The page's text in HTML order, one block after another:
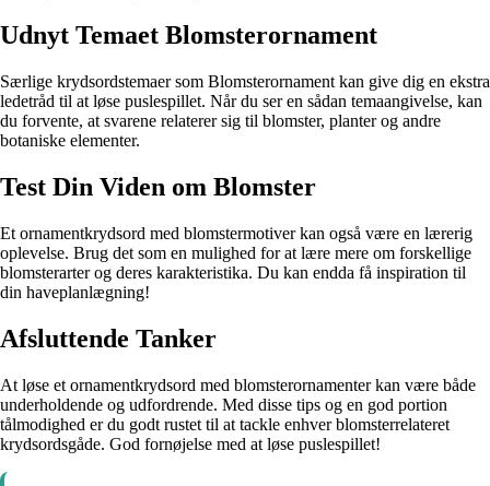
Udnyt Temaet Blomsterornament
Særlige krydsordstemaer som Blomsterornament kan give dig en ekstra
ledetråd til at løse puslespillet. Når du ser en sådan temaangivelse, kan
du forvente, at svarene relaterer sig til blomster, planter og andre
botaniske elementer.
Test Din Viden om Blomster
Et ornamentkrydsord med blomstermotiver kan også være en lærerig
oplevelse. Brug det som en mulighed for at lære mere om forskellige
blomsterarter og deres karakteristika. Du kan endda få inspiration til
din haveplanlægning!
Afsluttende Tanker
At løse et ornamentkrydsord med blomsterornamenter kan være både
underholdende og udfordrende. Med disse tips og en god portion
tålmodighed er du godt rustet til at tackle enhver blomsterrelateret
krydsordsgåde. God fornøjelse med at løse puslespillet!